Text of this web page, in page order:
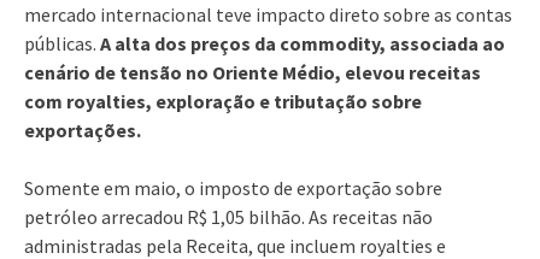
mercado internacional teve impacto direto sobre as contas
públicas. A alta dos preços da commodity, associada ao
cenário de tensão no Oriente Médio, elevou receitas
com royalties, exploração e tributação sobre
exportações.
Somente em maio, o imposto de exportação sobre
petróleo arrecadou R$ 1,05 bilhão. As receitas não
administradas pela Receita, que incluem royalties e